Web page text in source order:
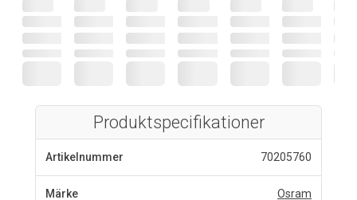
Produktspecifikationer
Artikelnummer 70205760
Märke Osram